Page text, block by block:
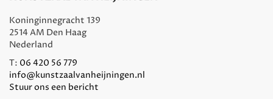
Koninginnegracht 139
2514 AM Den Haag
Nederland
T: 06 420 56 779
info@kunstzaalvanheijningen.nl
Stuur ons een bericht